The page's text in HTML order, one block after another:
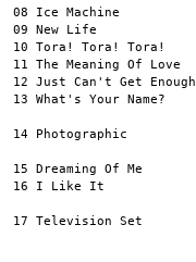
08 Ice Machine
09 New Life
10 Tora! Tora! Tora!
11 The Meaning Of Love
12 Just Can't Get Enough
13 What's Your Name?
14 Photographic
15 Dreaming Of Me
16 I Like It
17 Television Set